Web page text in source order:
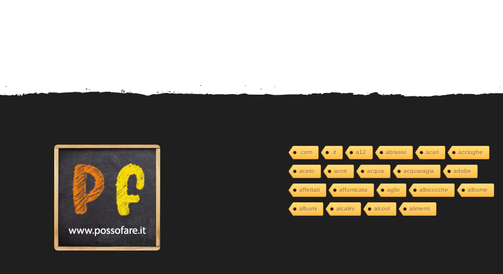
.com .it a12 abrasivi acari acciughe
aceto acne acqua acquaragia adobe
affettati affumicata aglio albicocche albume
albumi alcalini alcool alimenti